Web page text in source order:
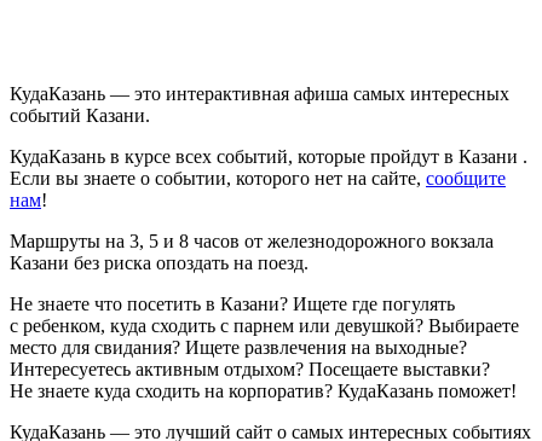
КудаКазань — это интерактивная афиша самых интересных
событий Казани.
КудаКазань в курсе всех событий, которые пройдут в Казани .
Если вы знаете о событии, которого нет на сайте, сообщите
нам!
Маршруты на 3, 5 и 8 часов от железнодорожного вокзала
Казани без риска опоздать на поезд.
Не знаете что посетить в Казани? Ищете где погулять
с ребенком, куда сходить с парнем или девушкой? Выбираете
место для свидания? Ищете развлечения на выходные?
Интересуетесь активным отдыхом? Посещаете выставки?
Не знаете куда сходить на корпоратив? КудаКазань поможет!
КудаКазань — это лучший сайт о самых интересных событиях